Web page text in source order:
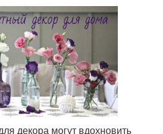
декора могут вдохновить